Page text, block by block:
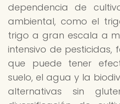
dependencia de
ambiental, como el
trigo a gran escala a
intensivo de pesticidas,
que puede tener
suelo, el agua y la
alternativas sin